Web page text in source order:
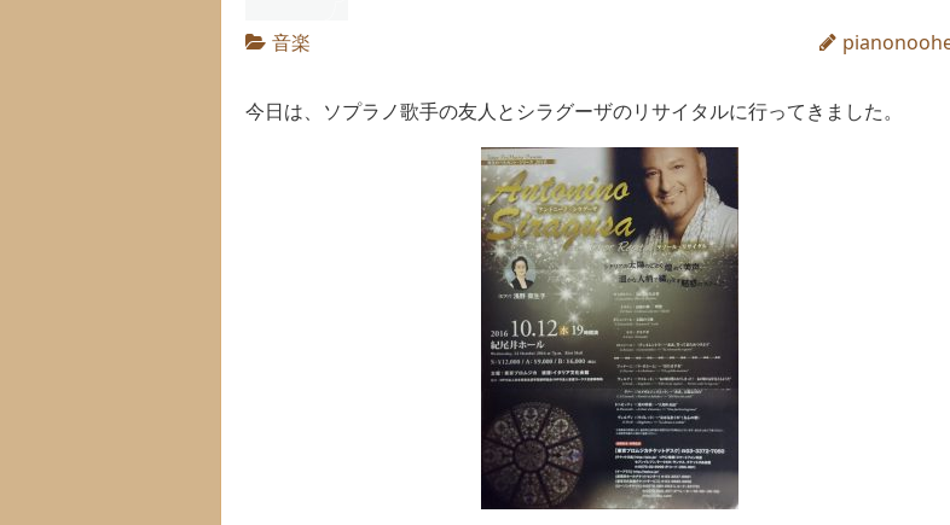
音楽
今日は、ソプラノ歌手の友人とシラグーザのリサイタルに行ってきました。